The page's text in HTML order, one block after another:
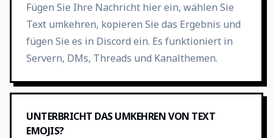
Fügen Sie Ihre Nachricht hier ein, wählen Sie
Text umkehren, kopieren Sie das Ergebnis und
fügen Sie es in Discord ein. Es funktioniert in
Servern, DMs, Threads und Kanalthemen.
UNTERBRICHT DAS UMKEHREN VON TEXT
EMOJIS?